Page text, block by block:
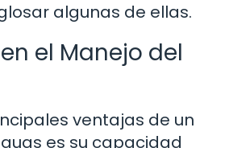
algunas de ellas.
el Manejo del
ventajas de un
es su capacidad